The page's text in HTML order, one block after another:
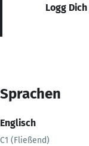
Logg
Sprachen
Englisch
C1 (Fließend)